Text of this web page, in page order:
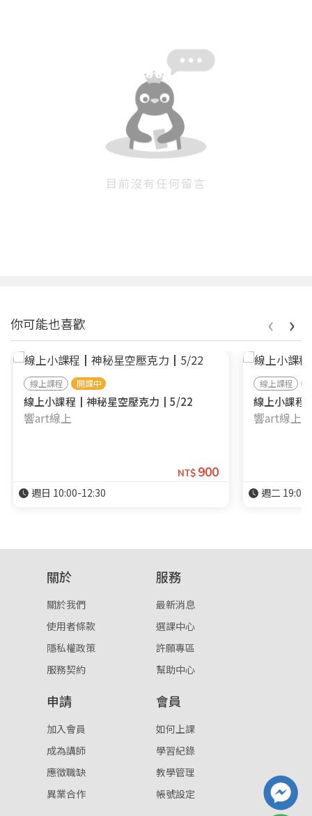
目前沒有任何留言
你可能也喜歡
線上課程 開課中
線上小課程┃神秘星空壓克力┃5/22
響art線上
NT$ 900
週日 10:00-12:30
線上課程
線上小課
響art線上
週二
‹ ›
關於
關於我們
使用者條款
隱私權政策
服務契約
服務
最新消息
選課中心
許願專區
幫助中心
申請
加入會員
成為講師
應徵職缺
異業合作
會員
如何上課
學習紀錄
教學管理
帳號設定